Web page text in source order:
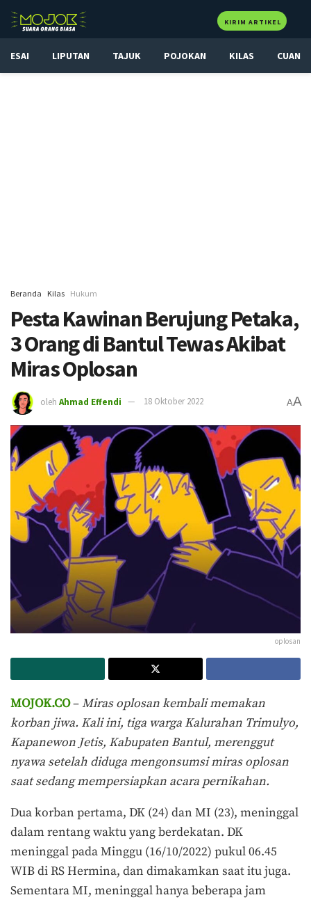
KIRIM ARTIKEL
ESAI LIPUTAN TAJUK POJOKAN KILAS CUAN
Beranda Kilas Hukum
Pesta Kawinan Berujung Petaka,
3 Orang di Bantul Tewas Akibat
Miras Oplosan
oleh Ahmad Effendi 18 Oktober 2022 AA
oplosan
MOJOK.CO–Miras oplosan kembali memakan
korban jiwa. Kali ini, tiga warga Kalurahan Trimulyo,
Kapanewon Jetis, Kabupaten Bantul, merenggut
nyawa setelah diduga mengonsumsi miras oplosan
saat sedang mempersiapkan acara pernikahan.
Dua korban pertama, DK (24) dan MI (23), meninggal
dalam rentang waktu yang berdekatan. DK
meninggal pada Minggu (16/10/2022) pukul 06.45
WIB di RS Hermina, dan dimakamkan saat itu juga.
Sementara MI, meninggal hanya beberapa jam